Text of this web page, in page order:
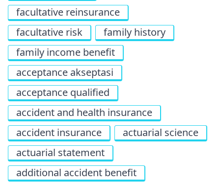
facultative reinsurance
facultative risk
family history
family income benefit
acceptance akseptasi
acceptance qualified
accident and health insurance
accident insurance
actuarial science
actuarial statement
additional accident benefit